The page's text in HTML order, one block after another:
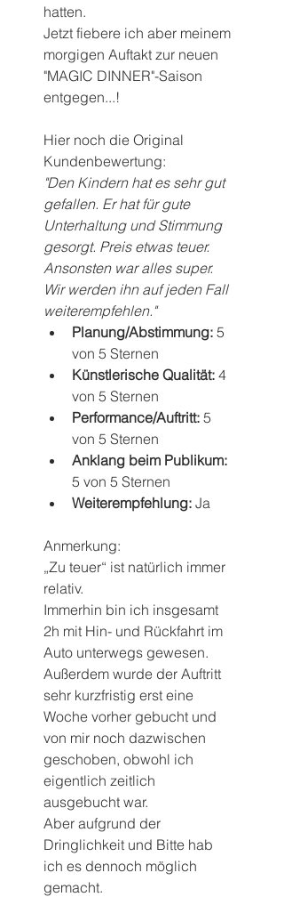
hatten.
Jetzt fiebere ich aber meinem
morgigen Auftakt zur neuen
"MAGIC DINNER"-Saison
entgegen...!
Hier noch die Original
Kundenbewertung:
"Den Kindern hat es sehr gut
gefallen. Er hat für gute
Unterhaltung und Stimmung
gesorgt. Preis etwas teuer.
Ansonsten war alles super.
Wir werden ihn auf jeden Fall
weiterempfehlen."
Planung/Abstimmung: 5
von 5 Sternen
Künstlerische Qualität: 4
von 5 Sternen
Performance/Auftritt: 5
von 5 Sternen
Anklang beim Publikum:
5 von 5 Sternen
Weiterempfehlung: Ja
Anmerkung:
„Zu teuer“ ist natürlich immer
relativ.
Immerhin bin ich insgesamt
2h mit Hin- und Rückfahrt im
Auto unterwegs gewesen.
Außerdem wurde der Auftritt
sehr kurzfristig erst eine
Woche vorher gebucht und
von mir noch dazwischen
geschoben, obwohl ich
eigentlich zeitlich
ausgebucht war.
Aber aufgrund der
Dringlichkeit und Bitte hab
ich es dennoch möglich
gemacht.